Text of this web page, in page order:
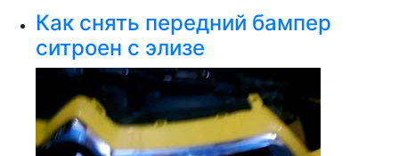
Как снять передний бампер
ситроен с элизе